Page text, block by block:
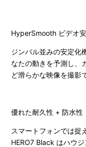
HyperSmooth ビデオ
ジンバル並みの安定化
なたの動きを予測し、
ど滑らかな映像を撮影
優れた耐久性 + 防水性
スマートフォンでは捉
HERO7 Black はハウ